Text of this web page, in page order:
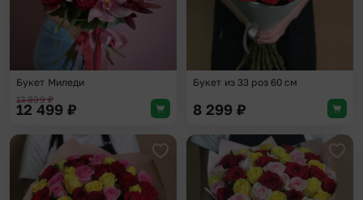
Букет Миледи
13 899₽
12 499 ₽
Букет из 33 роз 60 см
8 299 ₽
Добавить в избранное